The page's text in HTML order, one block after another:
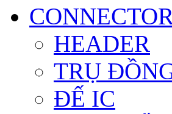
CONNECTOR
HEADER
TRỤ
ĐẾ IC